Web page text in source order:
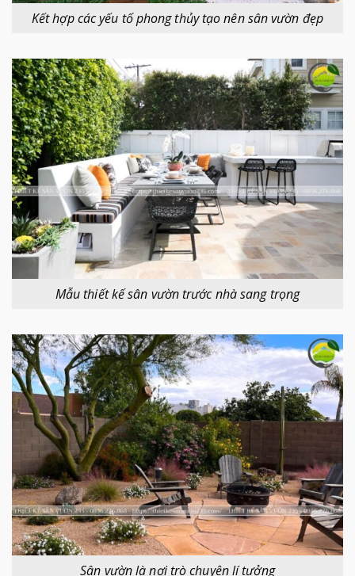
Kết hợp các yếu tố phong thủy tạo nên sân vườn đẹp
Mẫu thiết kế sân vườn trước nhà sang trọng
Sân vườn là nơi trò chuyện lí tưởng